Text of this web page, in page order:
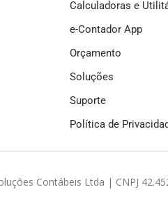
Calculadoras e
e-Contador App
Orçamento
Soluções
Suporte
Política de
Contábeis Ltda | CNPJ